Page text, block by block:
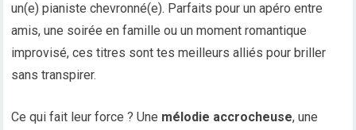
un(e) pianiste chevronné(e). Parfaits pour un apéro entre
amis, une soirée en famille ou un moment romantique
improvisé, ces titres sont tes meilleurs alliés pour briller
sans transpirer.
Ce qui fait leur force ? Une mélodie accrocheuse, une